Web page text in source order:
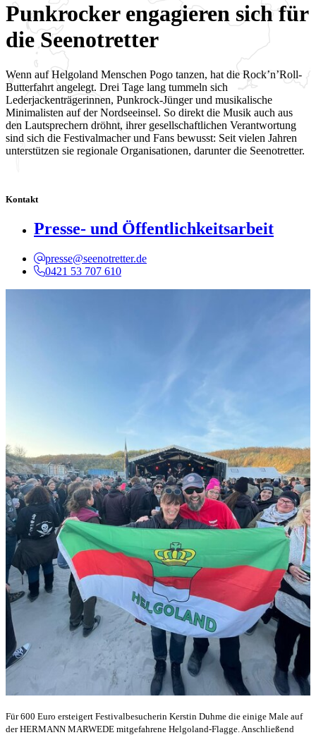
Punkrocker engagieren sich für
die Seenotretter
Wenn auf Helgoland Menschen Pogo tanzen, hat die Rock’n’Roll-
Butterfahrt angelegt. Drei Tage lang tummeln sich
Lederjackenträgerinnen, Punkrock-Jünger und musikalische
Minimalisten auf der Nordseeinsel. So direkt die Musik auch aus
den Lautsprechern dröhnt, ihrer gesellschaftlichen Verantwortung
sind sich die Festivalmacher und Fans bewusst: Seit vielen Jahren
unterstützen sie regionale Organisationen, darunter die Seenotretter.
Kontakt
Presse- und Öffentlichkeitsarbeit
presse@seenotretter.de
0421 53 707 610
Für 600 Euro ersteigert Festivalbesucherin Kerstin Duhme die einige Male auf
der HERMANN MARWEDE mitgefahrene Helgoland-Flagge. Anschließend